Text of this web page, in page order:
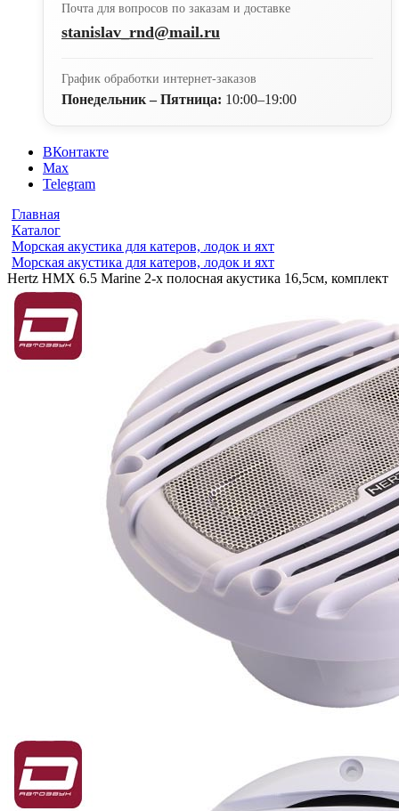
Почта для вопросов по заказам и доставке
stanislav_rnd@mail.ru
График обработки интернет-заказов
Понедельник – Пятница: 10:00–19:00
ВКонтакте
Max
Telegram
Главная
Каталог
Морская акустика для катеров, лодок и яхт
Морская акустика для катеров, лодок и яхт
Hertz HMX 6.5 Marine 2-х полосная акустика 16,5см, комплект